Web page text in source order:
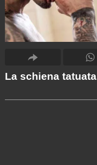
La schiena tatuata